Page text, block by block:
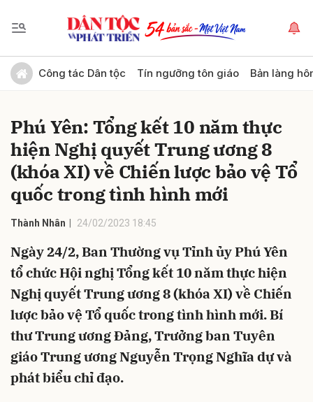
Công tác Dân tộc Tín ngưỡng tôn giáo Bản làng
Phú Yên: Tổng kết 10 năm thực
hiện Nghị quyết Trung ương 8
(khóa XI) về Chiến lược bảo vệ Tổ
quốc trong tình hình mới
Thành Nhân 24/02/2023 18:45
Ngày 24/2, Ban Thường vụ Tỉnh ủy Phú Yên
tổ chức Hội nghị Tổng kết 10 năm thực hiện
Nghị quyết Trung ương 8 (khóa XI) về Chiến
lược bảo vệ Tổ quốc trong tình hình mới. Bí
thư Trung ương Đảng, Trưởng ban Tuyên
giáo Trung ương Nguyễn Trọng Nghĩa dự và
phát biểu chỉ đạo.
Gửi bình luận